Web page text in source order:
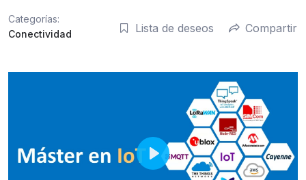
Categorías:
Conectividad
Lista de deseos Compartir
Play